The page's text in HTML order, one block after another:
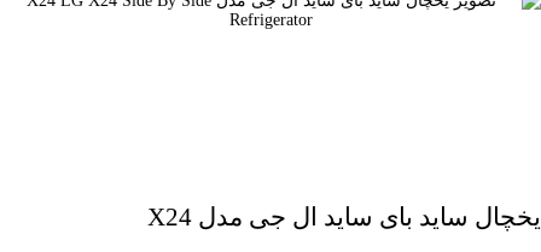
یخچال ساید بای ساید ال جی مدل X24